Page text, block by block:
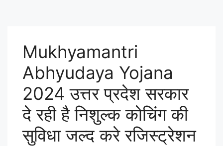
Mukhyamantri
Abhyudaya Yojana
2024 उत्तर प्रदेश सरकार
दे रही है निशुल्क कोचिंग की
सुविधा जल्द करे रजिस्ट्रेशन